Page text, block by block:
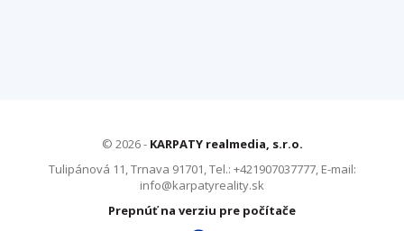
© 2026 - KARPATY realmedia, s.r.o.
Tulipánová 11, Trnava 91701, Tel.: +421907037777, E-mail:
info@karpatyreality.sk
Prepnúť na verziu pre počítače